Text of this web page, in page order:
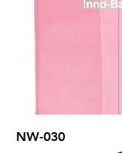
NW-030